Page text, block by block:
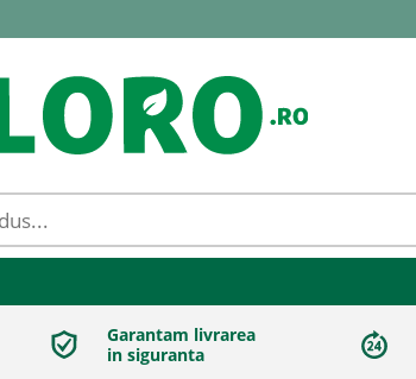
Garantam livrarea
in siguranta